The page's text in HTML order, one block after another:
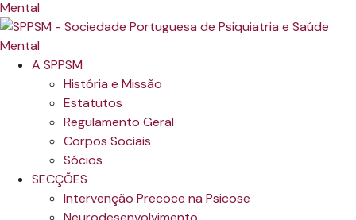
A SPPSM
História e Missão
Estatutos
Regulamento Geral
Corpos Sociais
Sócios
SECÇÕES
Intervenção Precoce na Psicose